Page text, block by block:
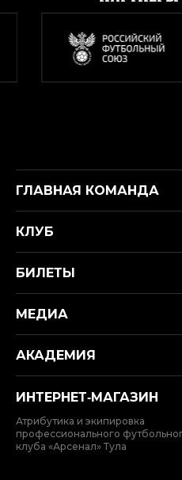
ГЛАВНАЯ КОМАНДА
КЛУБ
БИЛЕТЫ
МЕДИА
АКАДЕМИЯ
ИНТЕРНЕТ‑МАГАЗИН
Атрибутика и экипировка
профессионального
клуба «Арсенал» Тула